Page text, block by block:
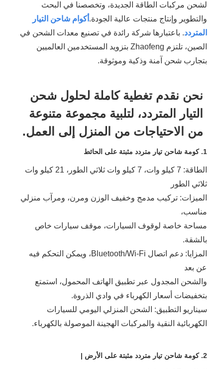
لشحن مركبات الطاقة الجديدة، وتخصصنا في البحث
والتطوير وإنتاج منتجات عالية الجودة. أكوام شاحن التيار
المتردد. باعتبارها شركة رائدة في تصنيع معدات الشحن في
الصين، تلتزم Zhaofeng بتزويد المستخدمين العالميين
بتجارب شحن آمنة وذكية وموثوقة.
نحن نقدم تغطية كاملة لحلول شحن
التيار المتردد، لتلبية مجموعة متنوعة
من الاحتياجات من المنزل إلى العمل.
1. كومة شاحن تيار متردد مثبتة على الحائط
الطاقة: 7 كيلو وات، 7 كيلو وات ثلاثي الطور، 21 كيلو وات
ثلاثي الطور
الميزات: تركيب مدمج وخفيف الوزن ومرن، ومرآب منزلي
مناسب،
مساحة خاصة لوقوف السيارات، موقف سيارات خاص
بالشقة.
المزايا: دعم اتصال Bluetooth/Wi-Fi، ويمكن التحكم فيه
عن بعد
والشحن المجدول عبر تطبيق الهاتف المحمول، استمتع
بتخفيضات أسعار الكهرباء في وادي الذروة.
سيناريو التطبيق: الشحن المنزلي اليومي للسيارات
الكهربائية النقية والمركبات الهجينة الموصولة بالكهرباء.
2. كومة شاحن تيار متردد مثبتة على الأرض |